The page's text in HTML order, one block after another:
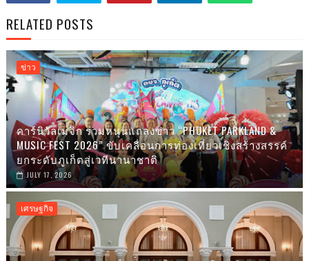
RELATED POSTS
ข่าว
คาร์นิวัลเมจิก ร่วมหนุนแถลงข่าว “PHUKET PARKLAND &
MUSIC FEST 2026” ขับเคลื่อนการท่องเที่ยวเชิงสร้างสรรค์
ยกระดับภูเก็ตสู่เวทีนานาชาติ
JULY 17, 2026
เศรษฐกิจ